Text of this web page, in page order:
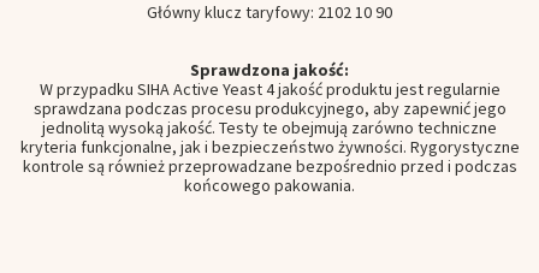
Główny klucz taryfowy: 2102 10 90
Sprawdzona jakość:
W przypadku SIHA Active Yeast 4 jakość produktu jest regularnie
sprawdzana podczas procesu produkcyjnego, aby zapewnić jego
jednolitą wysoką jakość. Testy te obejmują zarówno techniczne
kryteria funkcjonalne, jak i bezpieczeństwo żywności. Rygorystyczne
kontrole są również przeprowadzane bezpośrednio przed i podczas
końcowego pakowania.